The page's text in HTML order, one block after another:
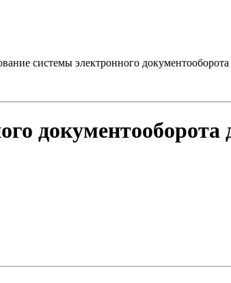
системы электронного
документооборота